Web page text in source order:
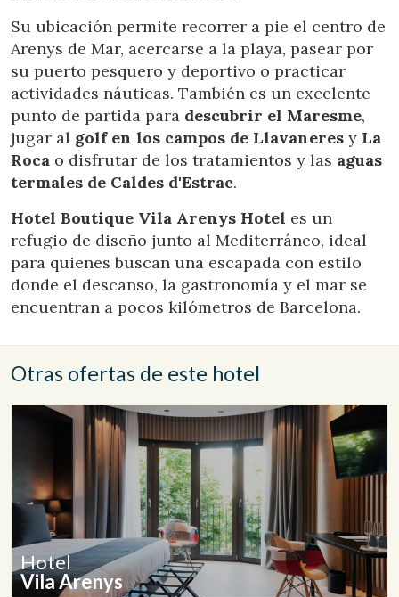
Su ubicación permite recorrer a pie el centro de
Arenys de Mar, acercarse a la playa, pasear por
su puerto pesquero y deportivo o practicar
actividades náuticas. También es un excelente
punto de partida para descubrir el Maresme,
jugar al golf en los campos de Llavaneres y La
Roca o disfrutar de los tratamientos y las aguas
termales de Caldes d'Estrac.
Hotel Boutique Vila Arenys Hotel es un
refugio de diseño junto al Mediterráneo, ideal
para quienes buscan una escapada con estilo
donde el descanso, la gastronomía y el mar se
encuentran a pocos kilómetros de Barcelona.
Otras ofertas de este hotel
Hotel
Vila Arenys
información recogida mediante este tipo de cookies se
utiliza en la medición de la actividad de la web para la
elaboración de perfiles de navegación de los usuarios con
el fin de introducir mejoras en función del análisis de los
datos de uso que hacen los usuarios del servicio. Permiten
guardar la información de preferencia del usuario para
mejor experiencia a través de productos recomendados.
Marketing y publicidad
sobre las preferencias y elecciones personales del usuario
a través de la observación continuada de sus hábitos de
navegación. Gracias a ellas, podemos conocer los hábitos
de navegación en el sitio web y mostrar publicidad
relacionada con el perfil de navegación del usuario.